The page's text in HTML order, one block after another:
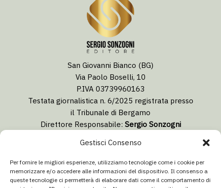
Gestisci Consenso
Per fornire le migliori esperienze, utilizziamo tecnologie come i cookie per
memorizzare e/o accedere alle informazioni del dispositivo. Il consenso a
queste tecnologie ci permetterà di elaborare dati come il comportamento di
San Giovanni Bianco (BG)
Via Paolo Boselli, 10
P.IVA 03739960163
Testata giornalistica n. 6/2025 registrata presso
il Tribunale di Bergamo
Direttore Responsabile: Sergio Sonzogni
redazione@isolabergamascanews.it